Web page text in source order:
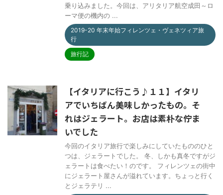
乗り込みました。今回は、アリタリア航空成田～ロ
ーマ便の機内の ...
2019-20 年末年始フィレンツェ・ヴェネツィア旅
行
旅行記
【イタリアに行こう♪１１】イタリ
アでいちばん美味しかったもの。そ
れはジェラート。お店は素朴な佇ま
いでした
今回のイタリア旅行で楽しみにしていたもののひと
つは、ジェラートでした。 冬、しかも真冬ですがジ
ェラートは食べたい！のです。 フィレンツェの街中
にジェラート屋さんが溢れています。ちょっと行く
とジェラテリ ...